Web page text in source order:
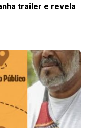
trailer e revela